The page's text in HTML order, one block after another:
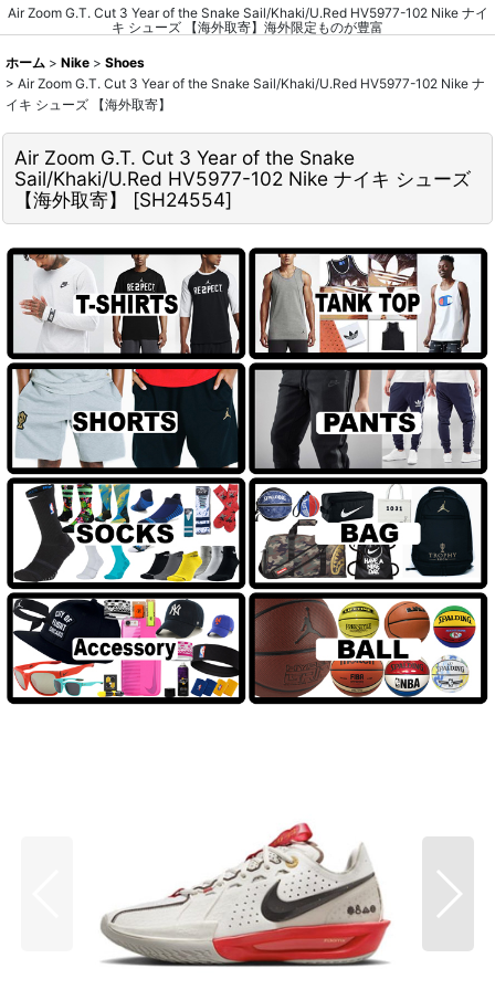
Air Zoom G.T. Cut 3 Year of the Snake Sail/Khaki/U.Red HV5977-102 Nike ナイ
キ シューズ 【海外取寄】海外限定ものが豊富
ホーム > Nike > Shoes
> Air Zoom G.T. Cut 3 Year of the Snake Sail/Khaki/U.Red HV5977-102 Nike ナ
イキ シューズ 【海外取寄】
Air Zoom G.T. Cut 3 Year of the Snake
Sail/Khaki/U.Red HV5977-102 Nike ナイキ シューズ
【海外取寄】
[SH24554]